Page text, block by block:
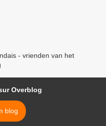
- vrienden van het
Overblog
blog